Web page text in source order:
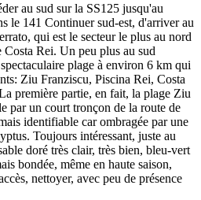
au sud sur la SS125 jusqu'au
le 141 Continuer sud-est, d'arriver au
qui est le secteur le plus au nord
Costa Rei. Un peu plus au sud
plage à environ 6 km qui
Ziu Franziscu, Piscina Rei, Costa
première partie, en fait, la plage Ziu
par un court tronçon de la route de
identifiable car ombragée par une
Toujours intéressant, juste au
doré très clair, très bien, bleu-vert
bondée, même en haute saison,
nettoyer, avec peu de présence